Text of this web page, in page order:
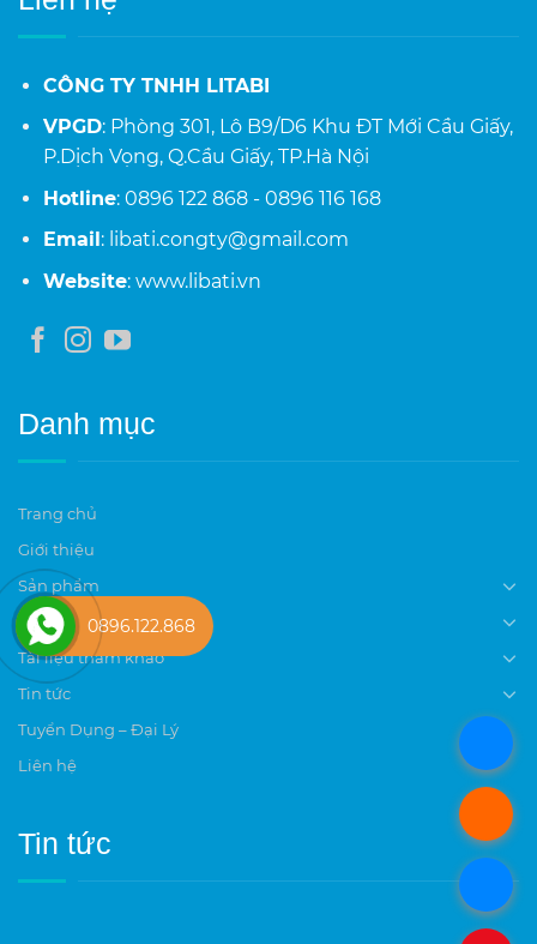
CÔNG TY TNHH LITABI
VPGD: Phòng 301, Lô B9/D6 Khu ĐT Mới Cầu Giấy,
P.Dịch Vọng, Q.Cầu Giấy, TP.Hà Nội
Hotline: 0896 122 868 - 0896 116 168
Email : libati.congty@gmail.com
Website: www.libati.vn
Danh mục
Trang chủ
Giới thiệu
Sản phẩm
Dự án
Tài liệu tham khảo
Tin tức
Tuyển Dụng – Đại Lý
Liên hệ
Tin tức
0896.122.868